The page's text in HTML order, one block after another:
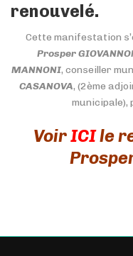
renouvelé.
Cette manifestation
Prosper
MANNONI, conseiller
CASANOVA, (2ème
municipale),
VoirICIle